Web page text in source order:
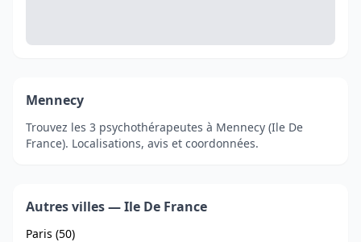
Mennecy
Trouvez les 3 psychothérapeutes à Mennecy (Ile De
France). Localisations, avis et coordonnées.
Autres villes — Ile De France
Paris (50)